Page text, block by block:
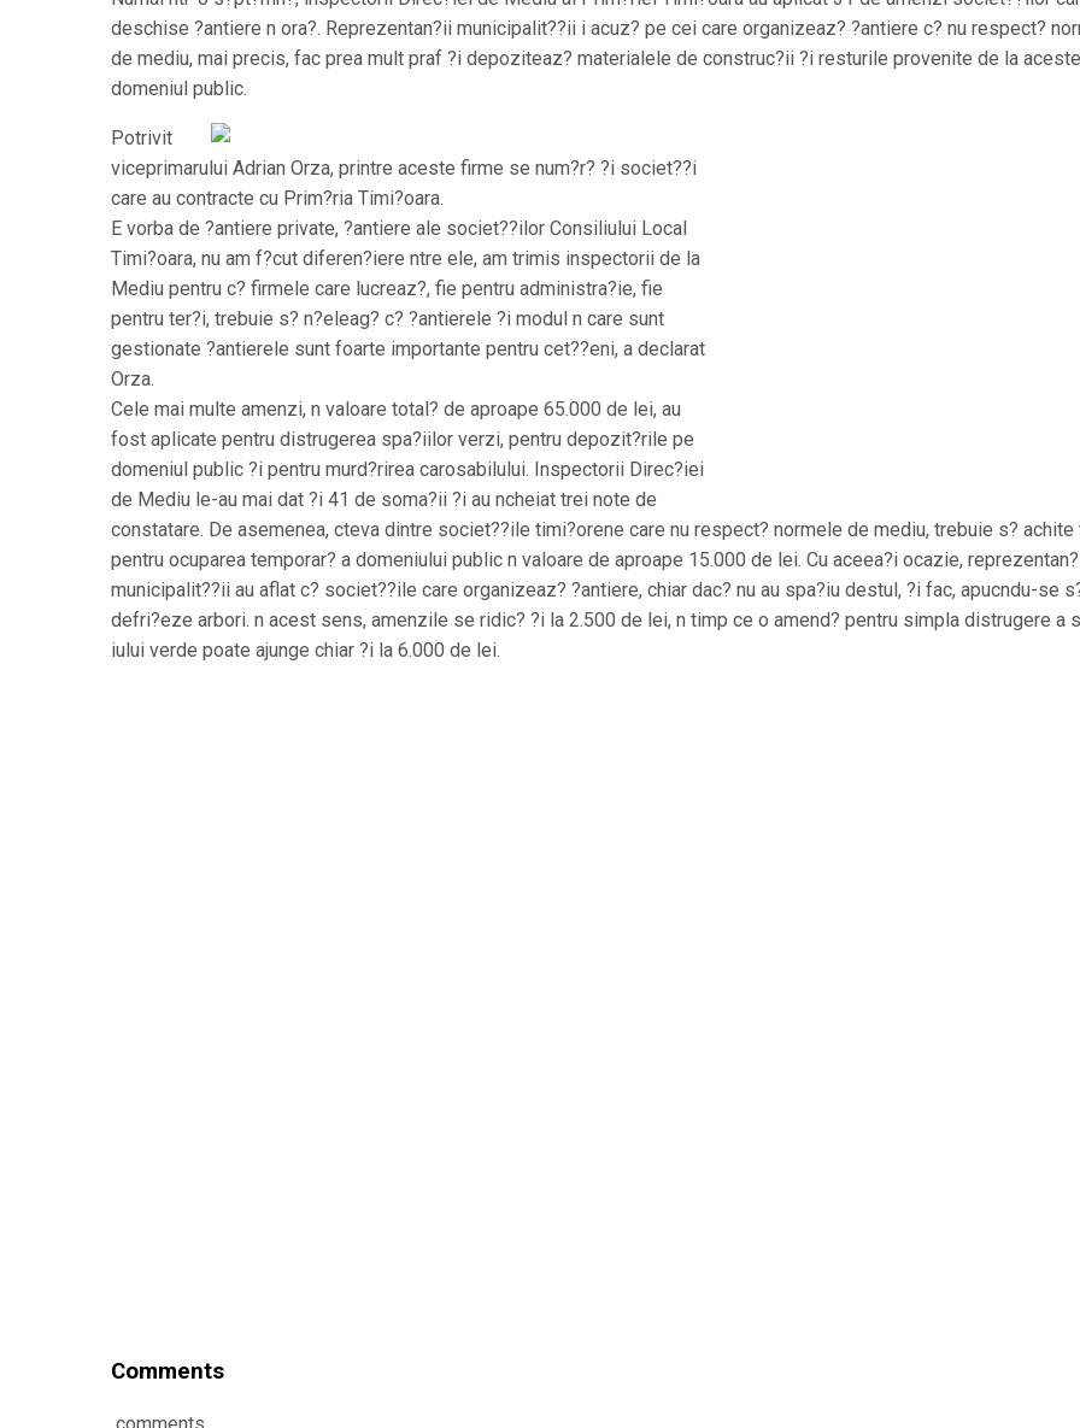
deschise ?antiere n ora?. Reprezentan?ii municipalit??ii i acuz? pe cei care organizeaz? ?antiere c? nu respect?
de mediu, mai precis, fac prea mult praf ?i depoziteaz? materialele de construc?ii ?i resturile provenite de la
domeniul public.
Potrivit
viceprimarului Adrian Orza, printre aceste firme se num?r? ?i societ??i
care au contracte cu Prim?ria Timi?oara.
E vorba de ?antiere private, ?antiere ale societ??ilor Consiliului Local
Timi?oara, nu am f?cut diferen?iere ntre ele, am trimis inspectorii de la
Mediu pentru c? firmele care lucreaz?, fie pentru administra?ie, fie
pentru ter?i, trebuie s? n?eleag? c? ?antierele ?i modul n care sunt
gestionate ?antierele sunt foarte importante pentru cet??eni, a declarat
Orza.
Cele mai multe amenzi, n valoare total? de aproape 65.000 de lei, au
fost aplicate pentru distrugerea spa?iilor verzi, pentru depozit?rile pe
domeniul public ?i pentru murd?rirea carosabilului. Inspectorii Direc?iei
de Mediu le-au mai dat ?i 41 de soma?ii ?i au ncheiat trei note de
constatare. De asemenea, cteva dintre societ??ile timi?orene care nu respect? normele de mediu, trebuie s? achite
pentru ocuparea temporar? a domeniului public n valoare de aproape 15.000 de lei. Cu aceea?i ocazie,
municipalit??ii au aflat c? societ??ile care organizeaz? ?antiere, chiar dac? nu au spa?iu destul, ?i fac, apucndu-se
defri?eze arbori. n acest sens, amenzile se ridic? ?i la 2.500 de lei, n timp ce o amend? pentru simpla distrugere a
iului verde poate ajunge chiar ?i la 6.000 de lei.
Comments